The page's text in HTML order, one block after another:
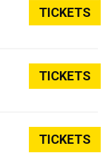
TICKETS
TICKETS
TICKETS